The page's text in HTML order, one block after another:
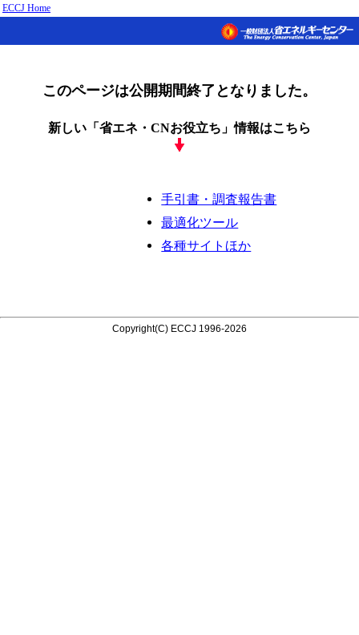
ECCJ Home
このページは公開期間終了となりました。
新しい「省エネ・CNお役立ち」情報はこちら
手引書・調査報告書
最適化ツール
各種サイトほか
Copyright(C) ECCJ 1996-2026